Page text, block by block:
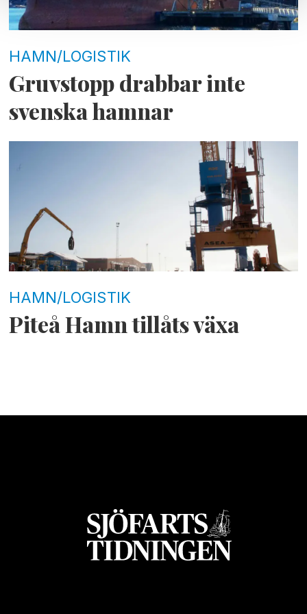
HAMN/LOGISTIK
Gruvstopp drabbar inte
svenska hamnar
HAMN/LOGISTIK
Piteå Hamn tillåts växa